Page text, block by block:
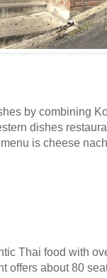
by combining
dishes
is cheese
Thai food with
offers about 80